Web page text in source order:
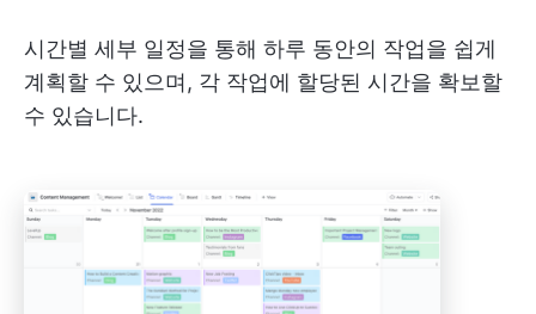
시간별 세부 일정을 통해 하루 동안의 작업을 쉽게
계획할 수 있으며, 각 작업에 할당된 시간을 확보할
수 있습니다.